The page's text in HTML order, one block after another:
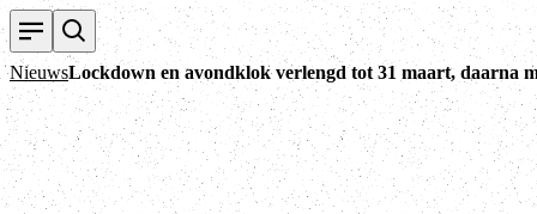
NieuwsLockdown en avondklok verlengd tot 31 maart, daarna